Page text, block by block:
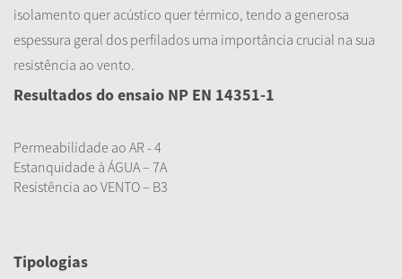
isolamento quer acústico quer térmico, tendo a generosa
espessura geral dos perfilados uma importância crucial na sua
resistência ao vento.
Resultados do ensaio NP EN 14351-1
Permeabilidade ao AR - 4
Estanquidade à ÁGUA – 7A
Resistência ao VENTO – B3
Tipologias